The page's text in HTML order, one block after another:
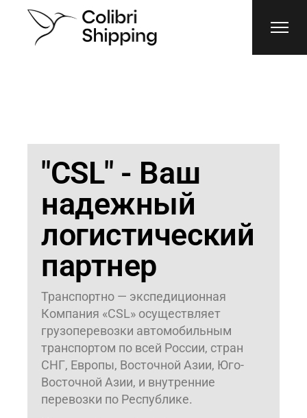
"CSL" - Ваш
надежный
логистический
партнер
Транспортно — экспедиционная
Компания «CSL» осуществляет
грузоперевозки автомобильным
транспортом по всей России, стран
СНГ, Европы, Восточной Азии, Юго-
Восточной Азии, и внутренние
перевозки по Республике.